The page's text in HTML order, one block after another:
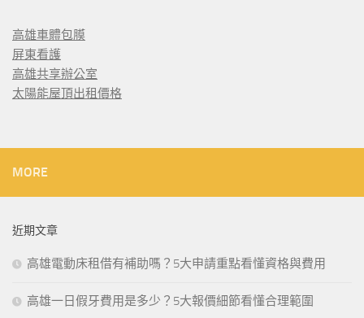
高雄車體包膜
屏東看護
高雄共享辦公室
太陽能屋頂出租價格
MORE
近期文章
高雄電動床租借有補助嗎？5大申請重點看懂資格與費用
高雄一日假牙費用是多少？5大報價細節看懂合理範圍